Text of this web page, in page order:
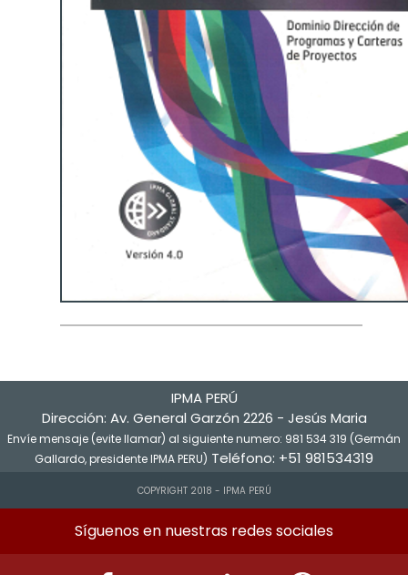
IPMA PERÚ
Dirección: Av. General Garzón 2226 - Jesús Maria
Envíe mensaje (evite llamar) al siguiente numero: 981 534 319 (Germán
Gallardo, presidente IPMA PERU) Teléfono: +51 981534319
COPYRIGHT 2018 - IPMA PERÚ
Síguenos en nuestras redes sociales